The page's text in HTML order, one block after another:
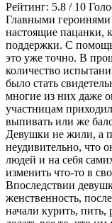
Рейтинг: 5.8 / 10
Главными героинями
настоящие пацанки,
поддержки. С
это уже точно. В
количество
было стать
многие из них даже
участницам
выпивать или же
Девушки не жили, а
неудивительно, что
людей и на себя
изменить что-то в
Впоследствии
женственность,
начали курить, пить,